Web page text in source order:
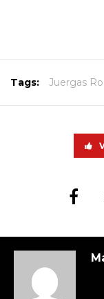
Tags: Juergas